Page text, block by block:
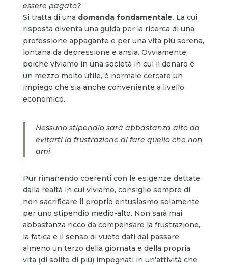
essere pagato?
Si tratta di una domanda fondamentale. La cui
risposta diventa una guida per la ricerca di una
professione appagante e per una vita più serena,
lontana da depressione e ansia. Ovviamente,
poiché viviamo in una società in cui il denaro è
un mezzo molto utile, è normale cercare un
impiego che sia anche conveniente a livello
economico.
Nessuno stipendio sarà abbastanza alto da
evitarti la frustrazione di fare quello che non
ami
Pur rimanendo coerenti con le esigenze dettate
dalla realtà in cui viviamo, consiglio sempre di
non sacrificare il proprio entusiasmo solamente
per uno stipendio medio-alto. Non sarà mai
abbastanza ricco da compensare la frustrazione,
la fatica e il senso di vuoto dati dal passare
almeno un terzo della giornata e della propria
vita (di solito di più) impegnati in un’attività che